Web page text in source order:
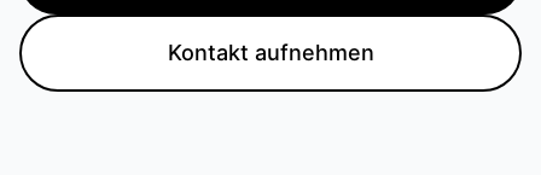
Kontakt aufnehmen